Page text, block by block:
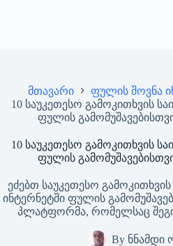
მთავარი
ფულის შოვნა
10 საუკეთესო გამოკითხვის
ფულის
10 საუკეთესო გამოკითხვის
ფულის
ეძებთ საუკეთესო გამოკითხვის
ინტერნეტში ფულის
პლატფორმა, რომელსაც
By ნნამდი